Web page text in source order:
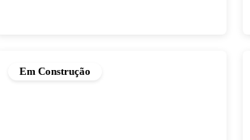
Em Construção